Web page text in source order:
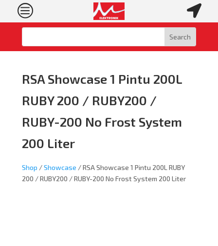
c 
RSA Showcase 1 Pintu 200L
RUBY 200 / RUBY200 /
RUBY-200 No Frost System
200 Liter
Shop /Showcase / RSA Showcase 1 Pintu 200L RUBY
200 / RUBY200 / RUBY-200 No Frost System 200 Liter